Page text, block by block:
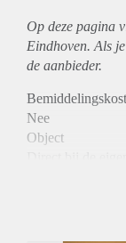
Op deze pagina
Eindhoven. Als
de aanbieder.
Nee
Object